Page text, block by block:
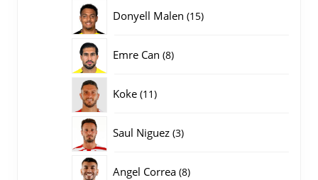
Donyell Malen 1515
Emre Can 88
Koke 1111
Saul Niguez 33
Angel Correa 88